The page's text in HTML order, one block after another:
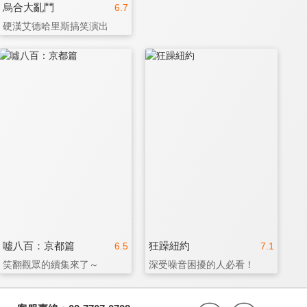
6.7
烏合大亂鬥
硬漢艾德哈里斯搞笑演出
6.5
噓八百：京都篇
笑翻觀眾的續集來了～
7.1
狂躁紐約
深受噪音困擾的人必看！